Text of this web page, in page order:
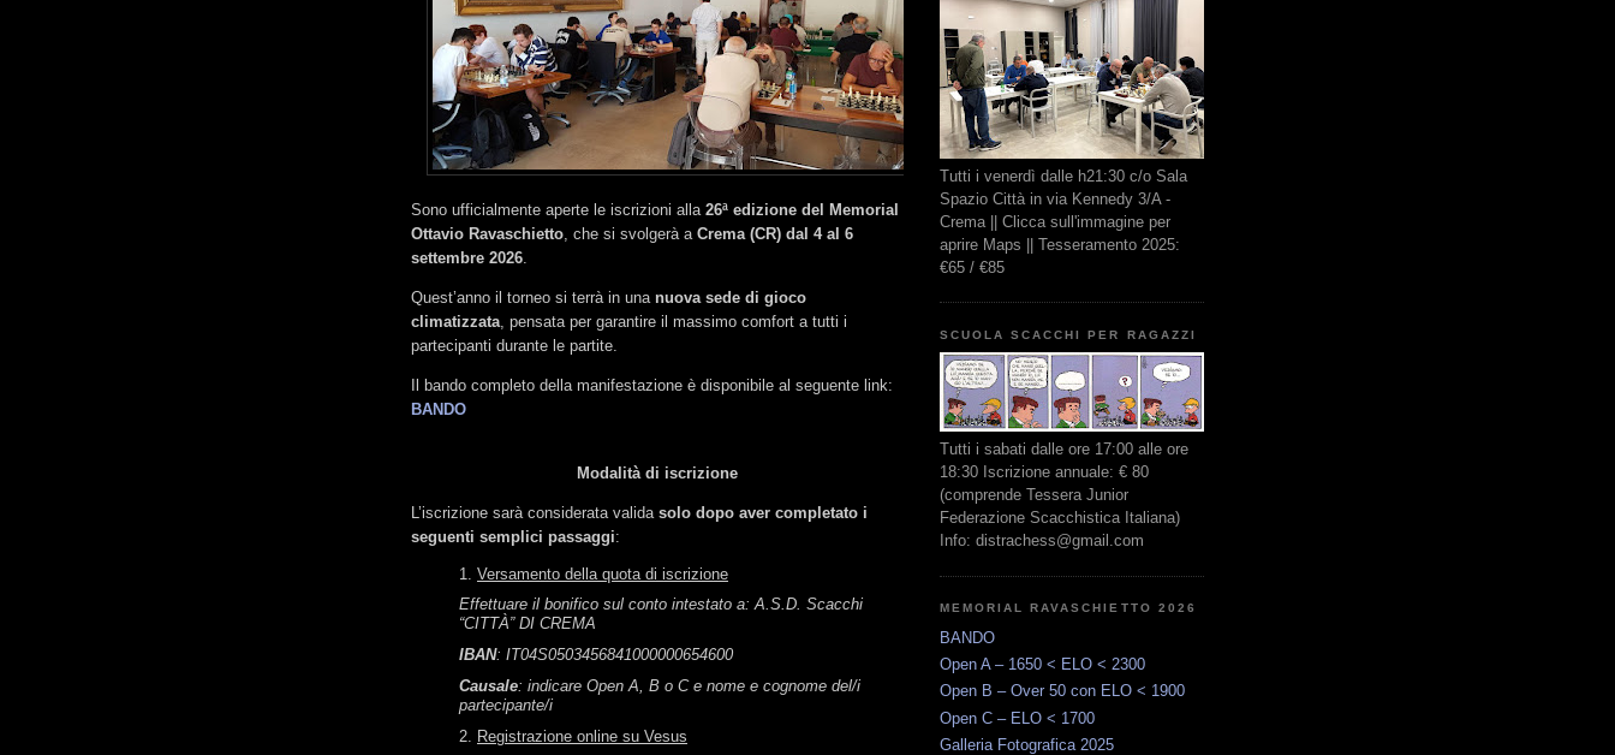
Sono ufficialmente aperte le iscrizioni alla 26ª edizione del Memorial
Ottavio Ravaschietto , che si svolgerà a Crema (CR) dal 4 al 6
settembre 2026
Quest’anno il torneo si terrà in una nuova sede di gioco
climatizzata , pensata per garantire il massimo comfort a tutti i
partecipanti durante le partite.
Il bando completo della manifestazione è disponibile al seguente link:
BANDO
Modalità di iscrizione
L’iscrizione sarà considerata valida solo dopo aver completato i
seguenti semplici passaggi:
1. Versamento della quota di iscrizione
Effettuare il bonifico sul conto intestato a: A.S.D. Scacchi
“CITTÀ” DI CREMA
IBAN: IT04S0503456841000000654600
Causale: indicare Open A, B o C e nome e cognome del/i
partecipante/i
2. Registrazione online su Vesus
Tutti i venerdì dalle h21:30 c/o Sala
Spazio Città in via Kennedy 3/A -
Crema || Clicca sull'immagine per
aprire Maps || Tesseramento 2025:
€65 / €85
SCUOLA SCACCHI PER RAGAZZI
Tutti i sabati dalle ore 17:00 alle ore
18:30 Iscrizione annuale: € 80
(comprende Tessera Junior
Federazione Scacchistica Italiana)
Info: distrachess@gmail.com
MEMORIAL RAVASCHIETTO 2026
BANDO
Open A – 1650 < ELO < 2300
Open B – Over 50 con ELO < 1900
Open C – ELO < 1700
Galleria Fotografica 2025